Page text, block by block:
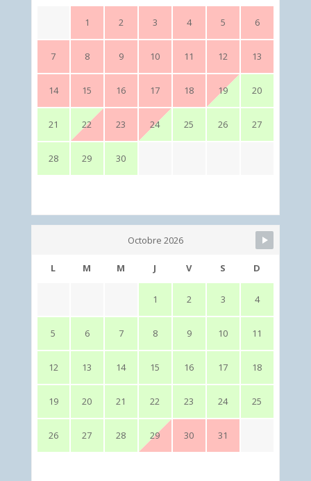
1 2 3 4 5 6
7 8 9 10 11 12 13
14 15 16 17 18 19 20
21 22 23 24 25 26 27
28 29 30
Octobre 2026
L M M J V S D
1 2 3 4
5 6 7 8 9 10 11
12 13 14 15 16 17 18
19 20 21 22 23 24 25
26 27 28 29 30 31